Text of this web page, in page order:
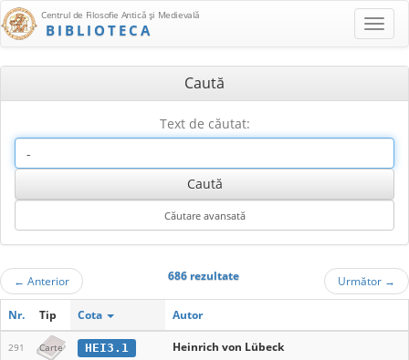
Centrul de Filosofie Antică şi Medievală
BIBLIOTECA
Caută
Text de căutat:
← Anterior 686 rezultate Următor →
Nr. Tip Cota Autor
291 Carte HEI3.1 Heinrich von Lübeck